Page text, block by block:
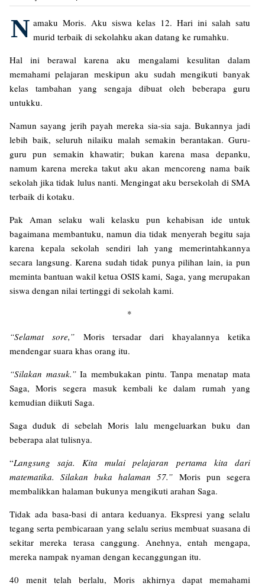
N amaku Moris. Aku siswa kelas 12. Hari ini salah satu
murid terbaik di sekolahku akan datang ke rumahku.
Hal ini berawal karena aku mengalami kesulitan dalam
memahami pelajaran meskipun aku sudah mengikuti banyak
kelas tambahan yang sengaja dibuat oleh beberapa guru
untukku.
Namun sayang jerih payah mereka sia-sia saja. Bukannya jadi
lebih baik, seluruh nilaiku malah semakin berantakan. Guru-
guru pun semakin khawatir; bukan karena masa depanku,
namum karena mereka takut aku akan mencoreng nama baik
sekolah jika tidak lulus nanti. Mengingat aku bersekolah di SMA
terbaik di kotaku.
Pak Aman selaku wali kelasku pun kehabisan ide untuk
bagaimana membantuku, namun dia tidak menyerah begitu saja
karena kepala sekolah sendiri lah yang memerintahkannya
secara langsung. Karena sudah tidak punya pilihan lain, ia pun
meminta bantuan wakil ketua OSIS kami, Saga, yang merupakan
siswa dengan nilai tertinggi di sekolah kami.
*
“Selamat sore,” Moris tersadar dari khayalannya ketika
mendengar suara khas orang itu.
“Silakan masuk.”Ia membukakan pintu. Tanpa menatap mata
Saga, Moris segera masuk kembali ke dalam rumah yang
kemudian diikuti Saga.
Saga duduk di sebelah Moris lalu mengeluarkan buku dan
beberapa alat tulisnya.
“Langsung saja. Kita mulai pelajaran pertama kita dari
matematika. Silakan buka halaman 57.”Moris pun segera
membalikkan halaman bukunya mengikuti arahan Saga.
Tidak ada basa-basi di antara keduanya. Ekspresi yang selalu
tegang serta pembicaraan yang selalu serius membuat suasana di
sekitar mereka terasa canggung. Anehnya, entah mengapa,
mereka nampak nyaman dengan kecanggungan itu.
40 menit telah berlalu, Moris akhirnya dapat memahami